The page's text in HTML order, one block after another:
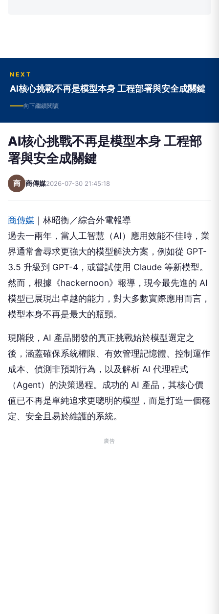
NEXT
AI核心挑戰不再是模型本身 工程部署與安全成關鍵
向下繼續閱讀
AI核心挑戰不再是模型本身 工程部
署與安全成關鍵
商 商傳媒2026-07-30 21:45:18
商傳媒 ｜林昭衡／綜合外電報導
過去一兩年，當人工智慧（AI）應用效能不佳時，業
界通常會尋求更強大的模型解決方案，例如從 GPT-
3.5 升級到 GPT-4，或嘗試使用 Claude 等新模型。
然而，根據《hackernoon》報導，現今最先進的 AI
模型已展現出卓越的能力，對大多數實際應用而言，
模型本身不再是最大的瓶頸。
現階段，AI 產品開發的真正挑戰始於模型選定之
後，涵蓋確保系統權限、有效管理記憶體、控制運作
成本、偵測非預期行為，以及解析 AI 代理程式
（Agent）的決策過程。成功的 AI 產品，其核心價
值已不再是單純追求更聰明的模型，而是打造一個穩
定、安全且易於維護的系統。
廣告